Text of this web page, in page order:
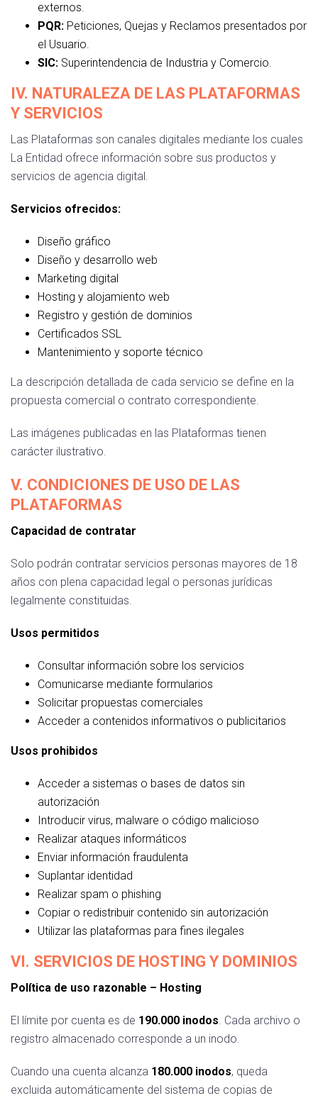
externos.
PQR:Peticiones, Quejas y Reclamos presentados por
el Usuario.
SIC:Superintendencia de Industria y Comercio.
IV. NATURALEZA DE LAS PLATAFORMAS
Y SERVICIOS
Las Plataformas son canales digitales mediante los cuales
La Entidad ofrece información sobre sus productos y
servicios de agencia digital.
Servicios ofrecidos:
Diseño gráfico
Diseño y desarrollo web
Marketing digital
Hosting y alojamiento web
Registro y gestión de dominios
Certificados SSL
Mantenimiento y soporte técnico
La descripción detallada de cada servicio se define en la
propuesta comercial o contrato correspondiente.
Las imágenes publicadas en las Plataformas tienen
carácter ilustrativo.
V. CONDICIONES DE USO DE LAS
PLATAFORMAS
Capacidad de contratar
Solo podrán contratar servicios personas mayores de 18
años con plena capacidad legal o personas jurídicas
legalmente constituidas.
Usos permitidos
Consultar información sobre los servicios
Comunicarse mediante formularios
Solicitar propuestas comerciales
Acceder a contenidos informativos o publicitarios
Usos prohibidos
Acceder a sistemas o bases de datos sin
autorización
Introducir virus, malware o código malicioso
Realizar ataques informáticos
Enviar información fraudulenta
Suplantar identidad
Realizar spam o phishing
Copiar o redistribuir contenido sin autorización
Utilizar las plataformas para fines ilegales
VI. SERVICIOS DE HOSTING Y DOMINIOS
Política de uso razonable – Hosting
El límite por cuenta es de 190.000 inodos. Cada archivo o
registro almacenado corresponde a un inodo.
Cuando una cuenta alcanza 180.000 inodos, queda
excluida automáticamente del sistema de copias de